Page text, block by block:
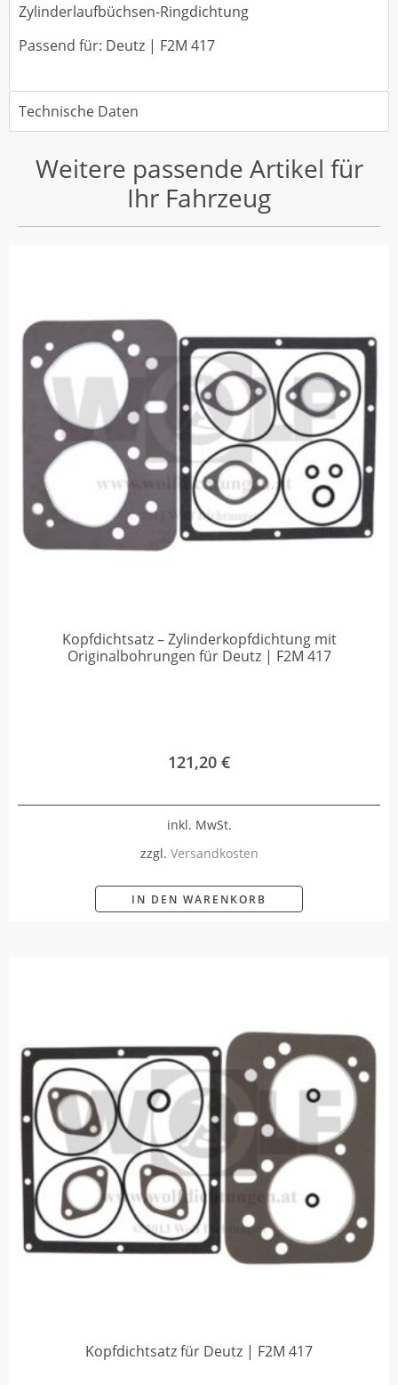
Zylinderlaufbüchsen-Ringdichtung
Passend für: Deutz | F2M 417
Technische Daten
Weitere passende Artikel für
Ihr Fahrzeug
Kopfdichtsatz – Zylinderkopfdichtung mit
Originalbohrungen für Deutz | F2M 417
121,20 €
inkl. MwSt.
zzgl. Versandkosten
IN DEN WARENKORB
Kopfdichtsatz für Deutz | F2M 417